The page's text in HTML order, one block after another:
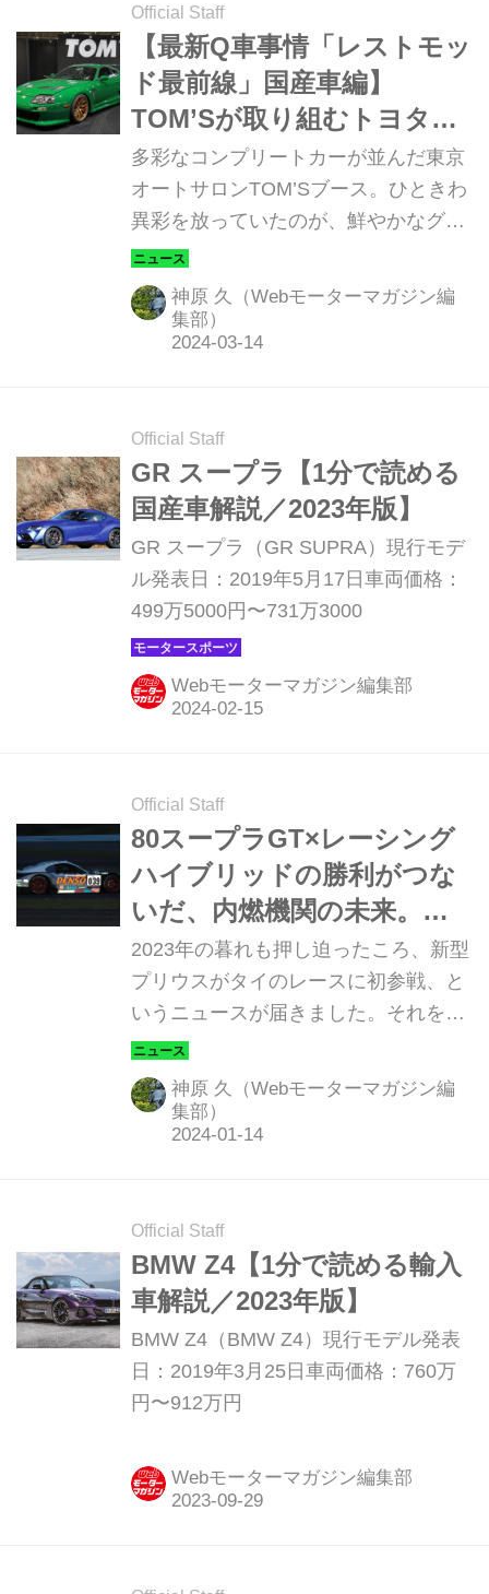
Official Staff
【最新Q車事情「レストモッ
ド最前線」国産車編】
TOM’Sが取り組むトヨタ・
ヘリテージモデルの「転
生」に期待大！レースとカ
スタマイズのノウハウが、
新たな価値を生む
多彩なコンプリートカーが並んだ東京
オートサロンTOM’Sブース。ひときわ
異彩を放っていたのが、鮮やかなグリ
ーンボディにTRD 3000GTスタイルを
まとったJZA80スープラでした。トム
ス創業50周年を記念した新たな挑戦
は、果たして今後、どんな展開を見せ
ムス 代表取締役社長 谷本 勲氏にお話
をうかがいました。 Restore×Modified
＝レストモッドという新潮流 「ちょっ
と古いあの名車を、今さらだけど乗っ
てみたい」と思ったこと、ありません
か？旧車生活への憧れは、クルマ好き
にとってもしかすると宿命的「恋煩
神原 久（Webモーターマガジン編
集部）
Official Staff
GR スープラ【1分で読める
国産車解説／2023年版】
GR スープラ（GR SUPRA）現行モデ
ル発表日：2019年5月17日車両価格：
499万5000円〜731万3000
Webモーターマガジン編集部
Official Staff
80スープラGT×レーシング
ハイブリッドの勝利がつな
いだ、内燃機関の未来。カ
ーボンニュートラル燃料×プ
リウスだったら、もしかし
て最強か！？【週刊スタッ
フブログ】
2023年の暮れも押し迫ったころ、新型
プリウスがタイのレースに初参戦、と
いうニュースが届きました。それを聞
いて思い起こしたのが、2006年と
2007年の十勝24時間レースから始まっ
た、トヨタ・ハイブリッドレーサー黎
明期の思い出。タイ戦ではカーボンニ
で「王道」が見えてきたような気がし
ています。＜2023年末～2024年1月12
日版＞
神原 久（Webモーターマガジン編
集部）
Official Staff
BMW Z4【1分で読める輸入
車解説／2023年版】
BMW Z4（BMW Z4）現行モデル発表
日：2019年3月25日車両価格：760万
円〜912万円
Webモーターマガジン編集部